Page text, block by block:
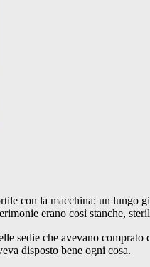
con la macchina: un lungo
erano così stanche,
sedie che avevano
disposto bene ogni cosa.